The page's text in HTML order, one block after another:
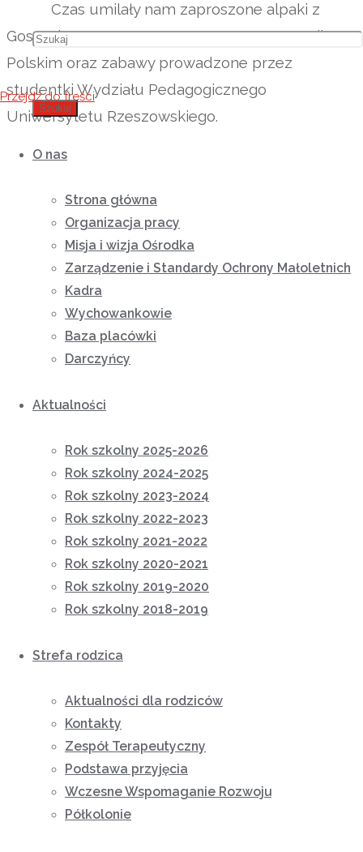
Szukaj
Przejdź do treści
O nas
Strona główna
Organizacja pracy
Misja i wizja Ośrodka
Zarządzenie i Standardy Ochrony Małoletnich
Kadra
Wychowankowie
Baza placówki
Darczyńcy
Aktualności
Rok szkolny 2025-2026
Rok szkolny 2024-2025
Rok szkolny 2023-2024
Rok szkolny 2022-2023
Rok szkolny 2021-2022
Rok szkolny 2020-2021
Rok szkolny 2019-2020
Rok szkolny 2018-2019
Strefa rodzica
Aktualności dla rodziców
Kontakty
Zespół Terapeutyczny
Podstawa przyjęcia
Wczesne Wspomaganie Rozwoju
Półkolonie
Czas umilały nam zaproszone alpaki z
Gospodarstwa Agroturystycznego w Jaworniku
Polskim oraz zabawy prowadzone przez
studentki Wydziału Pedagogicznego
Uniwersytetu Rzeszowskiego.